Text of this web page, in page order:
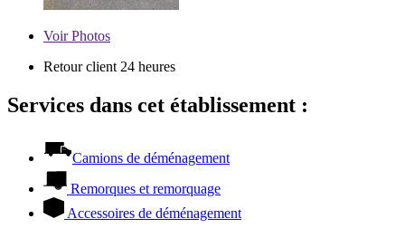
VoirPhotos
Retour client 24 heures
Services dans cet établissement :
Camions de déménagement
Remorques et remorquage
Accessoires de déménagement